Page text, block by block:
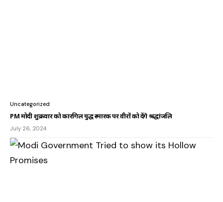
Uncategorized
PM मोदी शुक्रवार को कारगिल युद्ध स्मारक पर वीरों को देंगे श्रद्धांजलि
July 26, 2024